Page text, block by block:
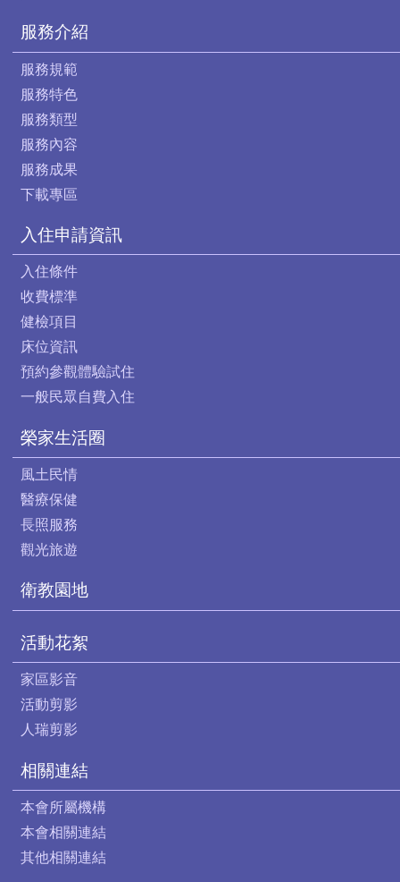
服務介紹
服務規範
服務特色
服務類型
服務內容
服務成果
下載專區
入住申請資訊
入住條件
收費標準
健檢項目
床位資訊
預約參觀體驗試住
一般民眾自費入住
榮家生活圈
風土民情
醫療保健
長照服務
觀光旅遊
衛教園地
活動花絮
家區影音
活動剪影
人瑞剪影
相關連結
本會所屬機構
本會相關連結
其他相關連結